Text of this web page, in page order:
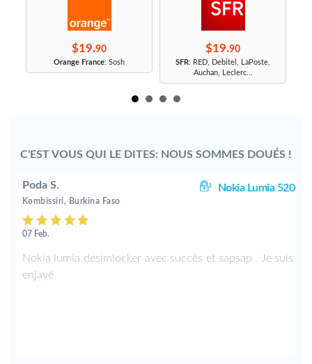
$19.90
Orange France: Sosh
$19.90
SFR: RED, Debitel, LaPoste,
Auchan, Leclerc...
C'EST VOUS QUI LE DITES: NOUS SOMMES DOUÉS !
Poda S. Nokia Lumia 520
Kombissiri, Burkina Faso
07 Feb.
Nokia lumia desimlocker avec succès et sapsap . Je suis
enjayé